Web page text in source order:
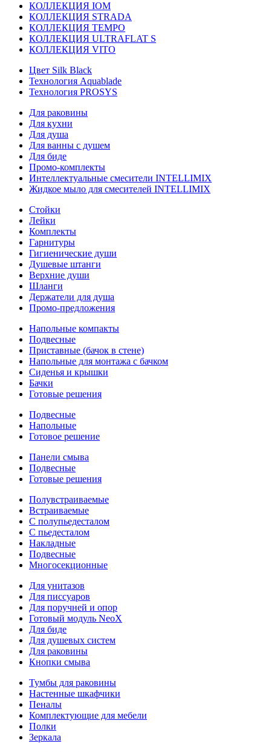
КОЛЛЕКЦИЯ IOM
КОЛЛЕКЦИЯ STRADA
КОЛЛЕКЦИЯ TEMPO
КОЛЛЕКЦИЯ ULTRAFLAT S
КОЛЛЕКЦИЯ VITO
Цвет Silk Black
Технология Aquablade
Технология PROSYS
Для раковины
Для кухни
Для душа
Для ванны с душем
Для биде
Промо-комплекты
Интеллектуальные смесители INTELLIMIX
Жидкое мыло для смесителей INTELLIMIX
Стойки
Лейки
Комплекты
Гарнитуры
Гигиенические души
Душевые штанги
Верхние души
Шланги
Держатели для душа
Промо-предложения
Напольные компакты
Подвесные
Приставные (бачок в стене)
Напольные для монтажа с бачком
Сиденья и крышки
Бачки
Готовые решения
Подвесные
Напольные
Готовое решение
Панели смыва
Подвесные
Готовые решения
Полувстраиваемые
Встраиваемые
С полупьедесталом
С пьедесталом
Накладные
Подвесные
Многосекционные
Для унитазов
Для писсуаров
Для поручней и опор
Готовый модуль NeoX
Для биде
Для душевых систем
Для раковины
Кнопки смыва
Тумбы для раковины
Настенные шкафчики
Пеналы
Комплектующие для мебели
Полки
Зеркала